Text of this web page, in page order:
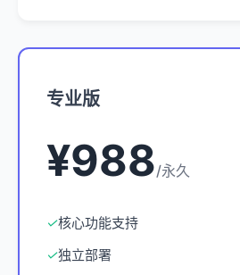
专业版
¥988/永久
✓核心功能支持
✓独立部署